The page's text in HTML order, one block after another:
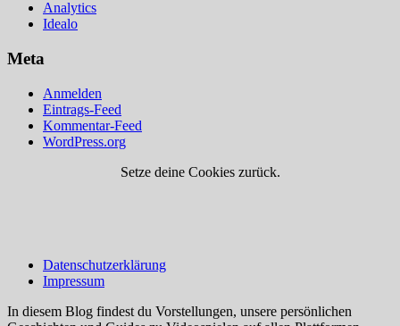
Analytics
Idealo
Meta
Anmelden
Eintrags-Feed
Kommentar-Feed
WordPress.org
Setze deine Cookies zurück.
Datenschutzerklärung
Impressum
In diesem Blog findest du Vorstellungen, unsere persönlichen